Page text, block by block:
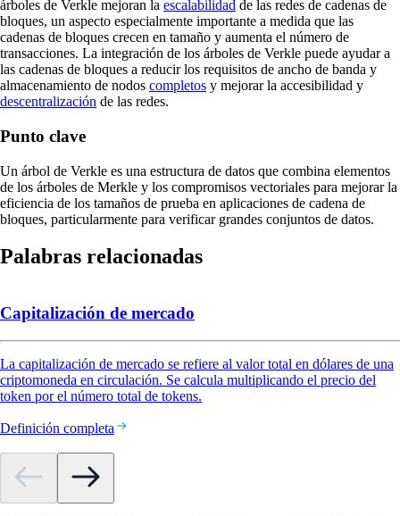
árboles de Verkle mejoran la escalabilidad de las redes de cadenas de
bloques, un aspecto especialmente importante a medida que las
cadenas de bloques crecen en tamaño y aumenta el número de
transacciones. La integración de los árboles de Verkle puede ayudar a
las cadenas de bloques a reducir los requisitos de ancho de banda y
almacenamiento de nodos completos y mejorar la accesibilidad y
descentralización de las redes.
Punto clave
Un árbol de Verkle es una estructura de datos que combina elementos
de los árboles de Merkle y los compromisos vectoriales para mejorar la
eficiencia de los tamaños de prueba en aplicaciones de cadena de
bloques, particularmente para verificar grandes conjuntos de datos.
Palabras relacionadas
Capitalización de mercado
La capitalización de mercado se refiere al valor total en dólares de una
criptomoneda en circulación. Se calcula multiplicando el precio del
token por el número total de tokens.
Definición completa